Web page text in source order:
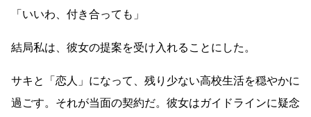
「いいわ、付き合っても」
結局私は、彼女の提案を受け入れることにした。
サキと「恋人」になって、残り少ない高校生活を穏やかに
過ごす。それが当面の契約だ。彼女はガイドラインに疑念